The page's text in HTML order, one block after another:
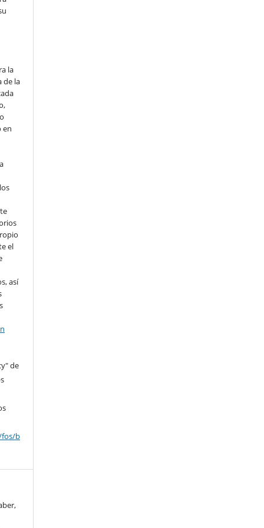
la
de la
en
el
así
de
fos/b